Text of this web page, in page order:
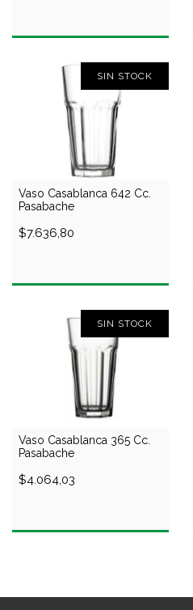
SIN STOCK
Vaso Casablanca 642 Cc.
Pasabache
$7.636,80
SIN STOCK
Vaso Casablanca 365 Cc.
Pasabache
$4.064,03